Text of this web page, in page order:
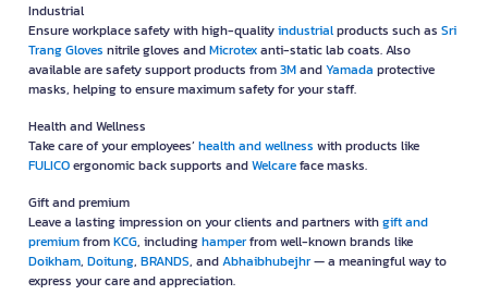
Industrial
Ensure workplace safety with high-qualityindustrialproducts such as Sri
Trang Gloves nitrile gloves andMicrotexanti-static lab coats. Also
available are safety support products from3MandYamada protective
masks, helping to ensure maximum safety for your staff.
Health and Wellness
Take care of your employees’health and wellness with products like
FULICOergonomic back supports andWelcareface masks.
Gift and premium
Leave a lasting impression on your clients and partners withgift and
premiumfromKCG, includinghamperfrom well-known brands like
Doikham, Doitung, BRANDS, andAbhaibhubejhr— a meaningful way to
express your care and appreciation.